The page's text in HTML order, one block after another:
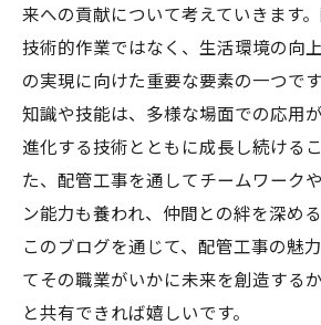
来への貢献について考えていきます
技術的作業ではなく、生活環境の向
の実現に向けた重要な要素の一つで
知識や技能は、多様な場面での応用
進化する技術とともに成長し続ける
た、配管工事を通してチームワーク
ン能力も養われ、仲間との絆を深め
このブログを通じて、配管工事の魅
てその職業がいかに未来を創造する
と共有できれば嬉しいです。